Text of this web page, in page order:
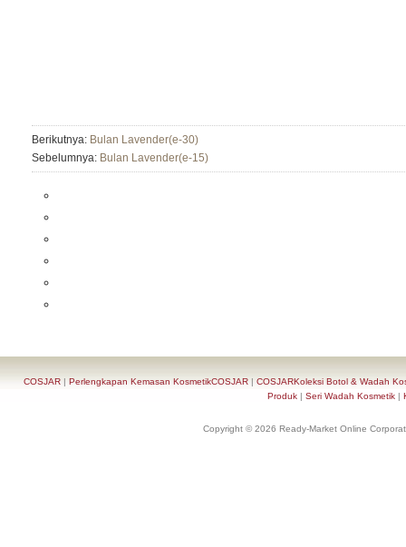
Berikutnya: Bulan Lavender(e-30)
Sebelumnya: Bulan Lavender(e-15)
COSJAR| Perlengkapan Kemasan KosmetikCOSJAR| COSJARKoleksi Botol & Wadah
Produk | Seri Wadah Kosmetik |
Copyright © 2026 Ready-Market Online